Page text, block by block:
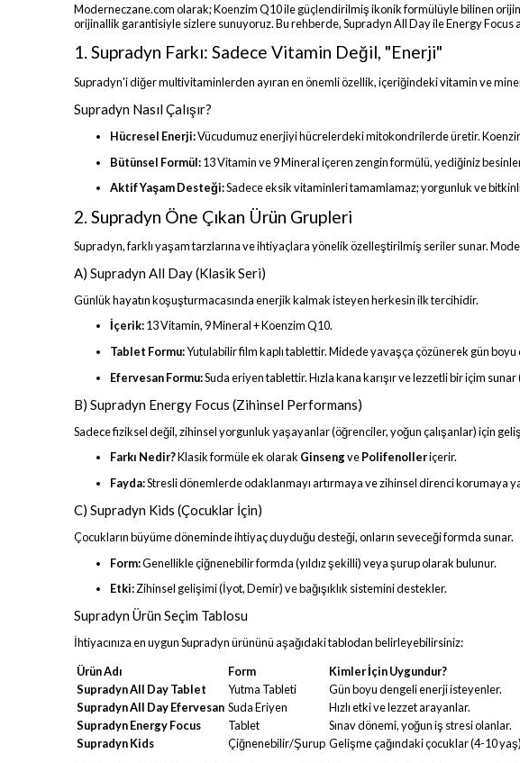
Moderneczane.com olarak; Koenzim Q10 ile güçlendirilmiş ikonik formülüyle bilinen
orijinallik garantisiyle sizlere sunuyoruz. Bu rehberde, Supradyn All Day ile Energy Focus
1. Supradyn Farkı: Sadece Vitamin Değil, "Enerji"
Supradyn'i diğer multivitaminlerden ayıran en önemli özellik, içeriğindeki vitamin ve
Supradyn Nasıl Çalışır?
Hücresel Enerji:Vücudumuz enerjiyi hücrelerdeki mitokondrilerde üretir.
Bütünsel Formül:13 Vitamin ve 9 Mineral içeren zengin formülü, yediğiniz
Aktif Yaşam Desteği:Sadece eksik vitaminleri tamamlamaz; yorgunluk ve
2. Supradyn Öne Çıkan Ürün Grupleri
Supradyn, farklı yaşam tarzlarına ve ihtiyaçlara yönelik özelleştirilmiş seriler sunar.
A) Supradyn All Day (Klasik Seri)
Günlük hayatın koşuşturmacasında enerjik kalmak isteyen herkesin ilk tercihidir.
İçerik:13 Vitamin, 9 Mineral + Koenzim Q10.
Tablet Formu:Yutulabilir film kaplı tablettir. Midede yavaşça çözünerek gün boyu
Efervesan Formu:Suda eriyen tablettir. Hızla kana karışır ve lezzetli bir içim
B) Supradyn Energy Focus (Zihinsel Performans)
Sadece fiziksel değil, zihinsel yorgunluk yaşayanlar (öğrenciler, yoğun çalışanlar) için
Farkı Nedir?Klasik formüle ek olarak GinsengvePolifenolleriçerir.
Fayda:Stresli dönemlerde odaklanmayı artırmaya ve zihinsel direnci korumaya
C) Supradyn Kids (Çocuklar İçin)
Çocukların büyüme döneminde ihtiyaç duyduğu desteği, onların seveceği formda sunar.
Form:Genellikle çiğnenebilir formda (yıldız şekilli) veya şurup olarak bulunur.
Etki:Zihinsel gelişimi (İyot, Demir) ve bağışıklık sistemini destekler.
Supradyn Ürün Seçim Tablosu
İhtiyacınıza en uygun Supradyn ürününü aşağıdaki tablodan belirleyebilirsiniz:
Ürün Adı
Form Kimler İçin Uygundur?
Supradyn All Day Tablet
Yutma Tableti Gün boyu dengeli enerji isteyenler.
Supradyn All Day Efervesan Suda Eriyen Hızlı etki ve lezzet arayanlar.
Supradyn Energy Focus
Tablet Sınav dönemi, yoğun iş stresi olanlar.
Supradyn Kids
Çiğnenebilir/Şurup Gelişme çağındaki çocuklar (4-10